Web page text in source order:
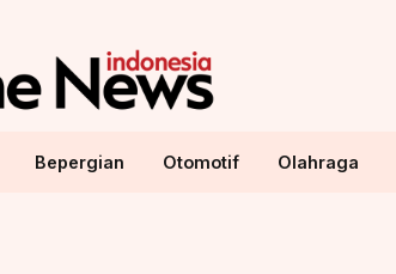
Bepergian Otomotif Olahraga